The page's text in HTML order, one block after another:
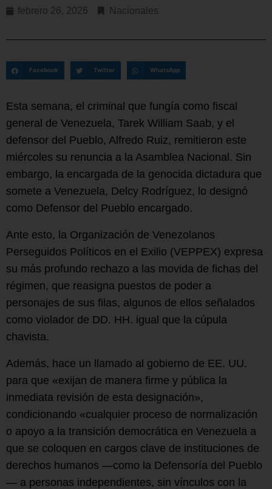
febrero 26, 2026 Nacionales
Facebook Twitter WhatsApp
Esta semana, el criminal que fungía como fiscal
general de Venezuela, Tarek William Saab, y el
defensor del Pueblo, Alfredo Ruiz, remitieron este
miércoles su renuncia a la Asamblea Nacional. Sin
embargo, la encargada de la genocida dictadura que
somete a Venezuela, Delcy Rodríguez, lo designó
como Defensor del Pueblo encargado.
Ante esto, la Organización de Venezolanos
Perseguidos Políticos en el Exilio (VEPPEX) expresa
su más profundo rechazo a las movida de fichas del
régimen, que reasigna puestos de poder a
personajes de sus filas, algunos de ellos señalados
como violador de DD. HH. igual que la cúpula
chavista.
Además, hace un llamado al gobierno de EE. UU.
para que «exijan de manera firme y pública la
inmediata revisión de esta designación»,
condicionando «cualquier proceso de normalización
o apoyo a la transición democrática en Venezuela a
que se coloquen en cargos clave de instituciones de
derechos humanos —como la Defensoría del Pueblo
— a personas independientes, sin vínculos con la